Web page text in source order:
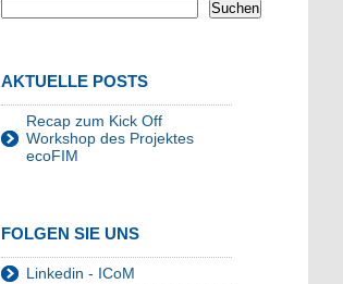
Suchen
AKTUELLE POSTS
Recap zum Kick Off
Workshop des Projektes
ecoFIM
FOLGEN SIE UNS
Linkedin - ICoM